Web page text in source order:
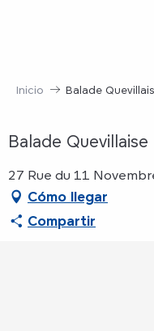
Inicio Balade
Balade Quevillaise
27 Rue du 11
Cómo llegar
Compartir